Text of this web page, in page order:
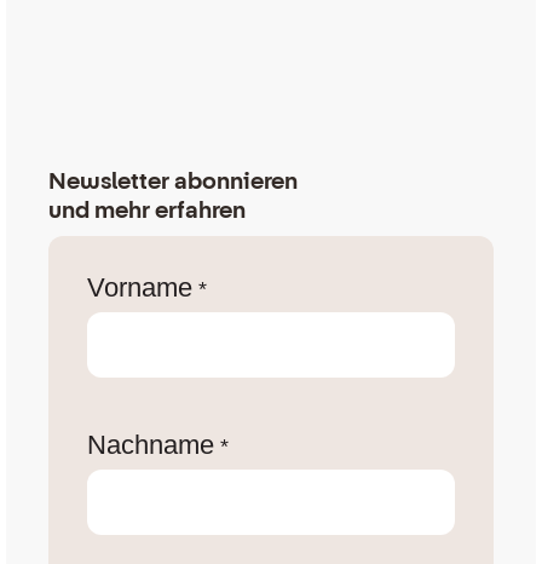
Newsletter abonnieren
und mehr erfahren
Vorname *
Nachname *